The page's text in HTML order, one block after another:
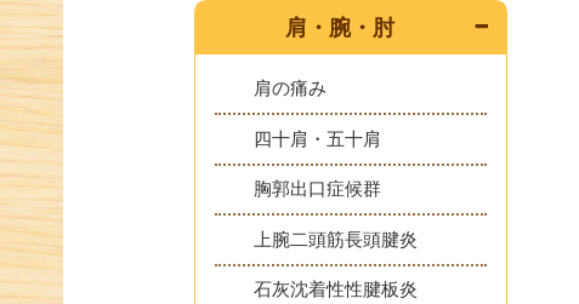
肩・腕・肘
肩の痛み
四十肩・五十肩
胸郭出口症候群
上腕二頭筋長頭腱炎
石灰沈着性性腱板炎